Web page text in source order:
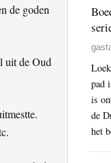
de goden
uit de Oud
pad
is
de
het